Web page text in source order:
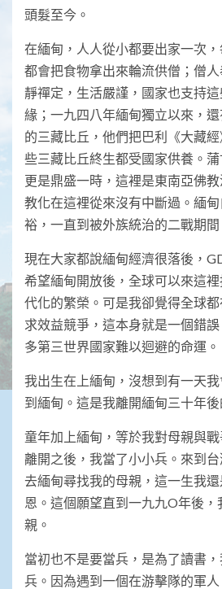
頭髮至今。
在緬甸，人人從小都要出家一次
都會把食物拿出來輪流供僧；僧
靜禪定，生活嚴謹，國家也支持
緣；一九四八年緬甸獨立以來，
的三藏比丘，他們把巴利《大藏
些三藏比丘終生都受國家供養。
更是鼎盛一時，這裡是東南亞佛
教化在這裡從來沒有中斷過。緬
裕，一直到被外族統治的二戰期間
現在大家都說緬甸經濟很落後，
希望緬甸開放後，全球可以來這
代化的繁榮。可是我卻覺得全球
求效益競爭，這本身就是一個錯
多第三世界國家難以迴避的命運。
我出生在上緬甸，沒想到有一天
到緬甸。這是我離開緬甸三十年後
童年加上緬甸，等於我對母親與
離開之後，我當了小小兵。來到
去緬甸尋找我的母親，這一生我
恩。這個願望直到一九九O年後
親。
當初也不是要當兵，是為了讀書
兵。因為遇到一個在游擊隊的軍